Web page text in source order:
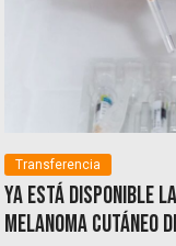
Transferencia
Ya está disponible
melanoma cutáneo